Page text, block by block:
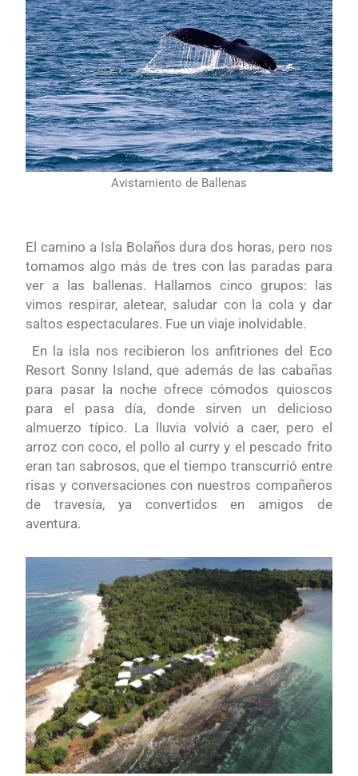
Avistamiento de Ballenas
El camino a Isla Bolaños dura dos horas, pero nos
tomamos algo más de tres con las paradas para
ver a las ballenas. Hallamos cinco grupos: las
vimos respirar, aletear, saludar con la cola y dar
saltos espectaculares. Fue un viaje inolvidable.
En la isla nos recibieron los anfitriones del Eco
Resort Sonny Island, que además de las cabañas
para pasar la noche ofrece cómodos quioscos
para el pasa día, donde sirven un delicioso
almuerzo típico. La lluvia volvió a caer, pero el
arroz con coco, el pollo al curry y el pescado frito
eran tan sabrosos, que el tiempo transcurrió entre
risas y conversaciones con nuestros compañeros
de travesía, ya convertidos en amigos de
aventura.